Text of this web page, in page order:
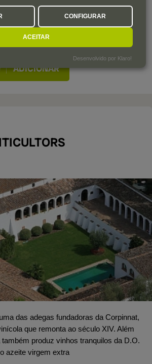
€ / Litro
das adegas fundadoras da Corpinnat,
que remonta ao século XIV. Além
produz vinhos tranquilos da D.O.
azeite virgem extra
CONFIGURAR
ACEITAR
Desenvolvido por Klaro!